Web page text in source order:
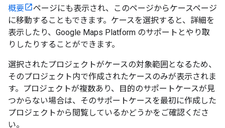
概要
ページにも表示され、このページからケースページ
に移動することもできます。ケースを選択すると、詳細を
表示したり、Google Maps Platform のサポートとやり取
りしたりすることができます。
選択されたプロジェクトがケースの対象範囲となるため、
そのプロジェクト内で作成されたケースのみが表示されま
す。プロジェクトが複数あり、目的のサポートケースが見
つからない場合は、そのサポートケースを最初に作成した
プロジェクトから閲覧しているかどうかをご確認くださ
い。